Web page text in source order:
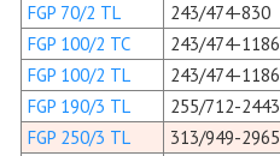
FGP 70/2 TL
243/474-830
FGP 100/2 TC
243/474-1186
FGP 100/2 TL
243/474-1186
FGP 190/3 TL
255/712-2443
FGP 250/3 TL
313/949-2965